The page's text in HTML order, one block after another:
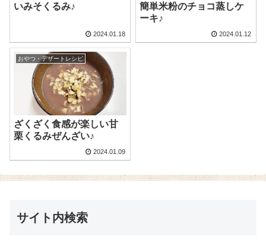
いみそくるみ♪
2024.01.18
簡単米粉のチョコ蒸しケ
ーキ♪
2024.01.12
おやつ・デザートレシピ
ざくざく食感が楽しい甘
栗くるみぜんざい♪
2024.01.09
サイト内検索